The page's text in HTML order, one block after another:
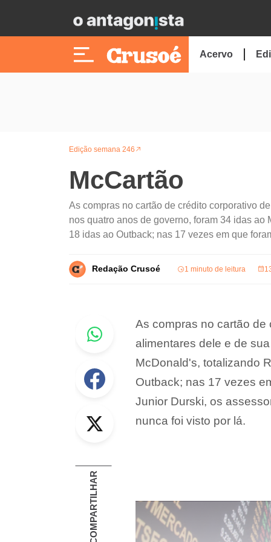
Acervo
Edição semana 246
McCartão
As compras no cartão de crédito corporativo
nos quatro anos de governo, foram 34 idas
18 idas ao Outback; nas 17 vezes em que
Redação Crusoé 1 minuto de leitura
Whastapp
Facebook
COMPARTILHAR
As compras no cartão de
alimentares dele e de
McDonald's, totalizando
Outback; nas 17 vezes
Junior Durski, os
nunca foi visto por lá.